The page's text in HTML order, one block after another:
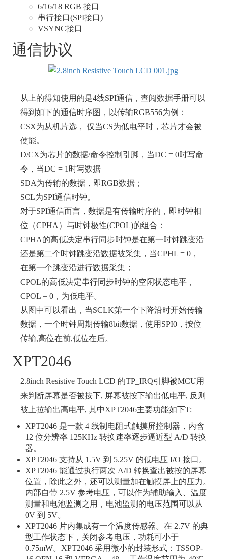
6/16/18 RGB 接口
串行接口(SPI接口)
VSYNC接口
通信协议
从上的得知使用的是4线SPI通信，查阅数据手册可以
得到如下的通信时序图，以传输RGB556为例：
CSX为从机片选， 仅当CS为低电平时，芯片才会被
使能。
D/CX为芯片的数据/命令控制引脚，当DC = 0时写命
令，当DC = 1时写数据
SDA为传输的数据，即RGB数据；
SCL为SPI通信时钟。
对于SPI通信而言，数据是有传输时序的，即时钟相
位（CPHA）与时钟极性(CPOL)的组合：
CPHA的高低决定串行同步时钟是在第一时钟跳变沿
还是第二个时钟跳变沿数据被采集，当CPHL = 0，
在第一个跳变沿进行数据采集；
CPOL的高低决定串行同步时钟的空闲状态电平，
CPOL = 0，为低电平。
从图中可以看出，当SCLK第一个下降沿时开始传输
数据，一个时钟周期传输8bit数据，使用SPI0，按位
传输,高位在前,低位在后。
XPT2046
2.8inch Resistive Touch LCD 的TP_IRQ引脚被MCU用
来判断屏幕是否被按下, 屏幕被按下输出低电平, 反则
被上拉输出高电平, 其中XPT2046主要功能如下T:
XPT2046 是一款 4 线制电阻式触摸屏控制器，内含
12 位分辨率 125KHz 转换速率逐步逼近型 A/D 转换
器。
XPT2046 支持从 1.5V 到 5.25V 的低电压 I/O 接口。
XPT2046 能通过执行两次 A/D 转换查出被按的屏幕
位置，除此之外，还可以测量加在触摸屏上的压力。
内部自带 2.5V 参考电压，可以作为辅助输入、温度
测量和电池监测之用，电池监测的电压范围可以从
0V 到 5V。
XPT2046 片内集成有一个温度传感器。在 2.7V 的典
型工作状态下，关闭参考电压，功耗可小于
0.75mW。XPT2046 采用微小的封装形式：TSSOP-